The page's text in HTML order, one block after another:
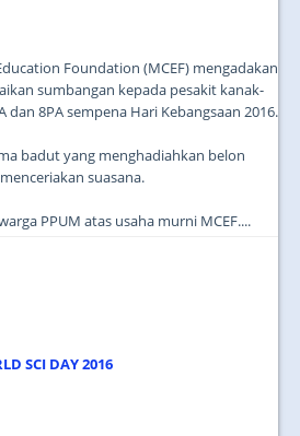
Foundation (MCEF) mengadakan
sumbangan kepada pesakit kanak-
dan 8PA sempena Hari Kebangsaan 2016.
badut yang menghadiahkan belon
suasana.
PPUM atas usaha murni MCEF....
SCI DAY 2016